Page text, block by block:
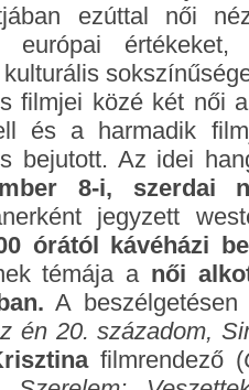
ezúttal női
európai
filmjei közé két női
és a harmadik
bejutott. Az idei
8-i, szerdai
jegyzett
órától kávéházi
témája a női
A
én 20. századom,
filmrendező (